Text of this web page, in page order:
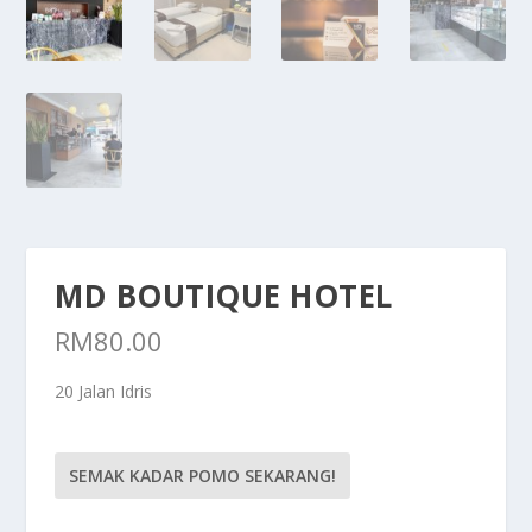
MD BOUTIQUE HOTEL
RM80.00
20 Jalan Idris
SEMAK KADAR POMO SEKARANG!